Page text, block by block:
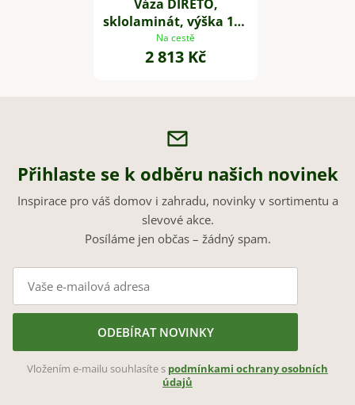
Váza DIRETO,
sklolaminát, výška 100
cm, černý mat
Na cestě
2 813 Kč
Přihlaste se k odběru našich novinek
Inspirace pro váš domov i zahradu, novinky v sortimentu a
slevové akce.
Posíláme jen občas – žádný spam.
ODEBÍRAT NOVINKY
Vložením e-mailu souhlasíte s podmínkami ochrany osobních
údajů